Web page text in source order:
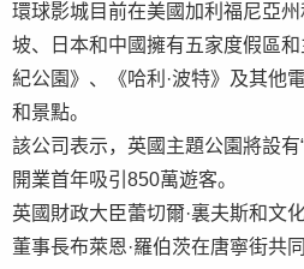
環球影城目前在美國加利福尼亞
坡、日本和中國擁有五家度假區
紀公園》、《哈利·波特》及其他
和景點。
該公司表示，英國主題公園將設有
開業首年吸引850萬遊客。
英國財政大臣蕾切爾·裏夫斯和文
董事長布萊恩·羅伯茨在唐寧街共